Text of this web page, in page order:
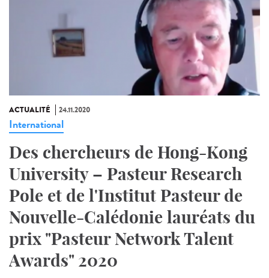
ACTUALITÉ 24.11.2020
International
Des chercheurs de Hong-Kong
University – Pasteur Research
Pole et de l'Institut Pasteur de
Nouvelle-Calédonie lauréats du
prix "Pasteur Network Talent
Awards" 2020